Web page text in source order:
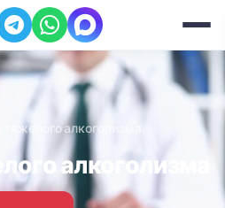
алкоголизма
алкоголизма